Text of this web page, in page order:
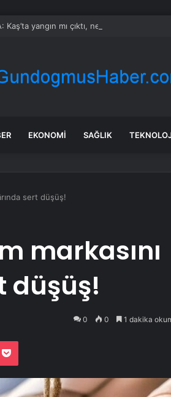
Kaş’ta yangın mı çıktı, ne zaman? Antalya
EKONOMI SAĞLIK
sert düşüş!
markasını
düşüş!
0 0 1 dakika
Pocket